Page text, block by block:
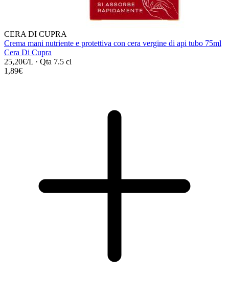
CERA DI CUPRA
Crema mani nutriente e protettiva con cera vergine di api tubo 75ml
Cera Di Cupra
25,20€/L · Qta 7.5 cl
1,89€